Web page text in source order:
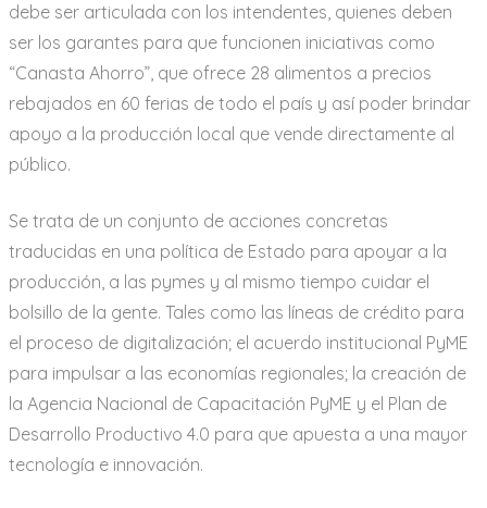
debe ser articulada con los intendentes, quienes deben
ser los garantes para que funcionen iniciativas como
“Canasta Ahorro”, que ofrece 28 alimentos a precios
rebajados en 60 ferias de todo el país y así poder brindar
apoyo a la producción local que vende directamente al
público.
Se trata de un conjunto de acciones concretas
traducidas en una política de Estado para apoyar a la
producción, a las pymes y al mismo tiempo cuidar el
bolsillo de la gente. Tales como las líneas de crédito para
el proceso de digitalización; el acuerdo institucional PyME
para impulsar a las economías regionales; la creación de
la Agencia Nacional de Capacitación PyME y el Plan de
Desarrollo Productivo 4.0 para que apuesta a una mayor
tecnología e innovación.